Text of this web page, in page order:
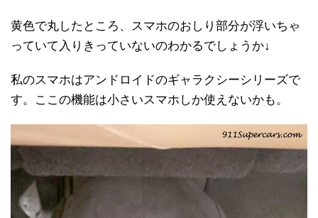
黄色で丸したところ、スマホのおしり部分が浮いちゃ
っていて入りきっていないのわかるでしょうか↓
私のスマホはアンドロイドのギャラクシーシリーズで
す。ここの機能は小さいスマホしか使えないかも。